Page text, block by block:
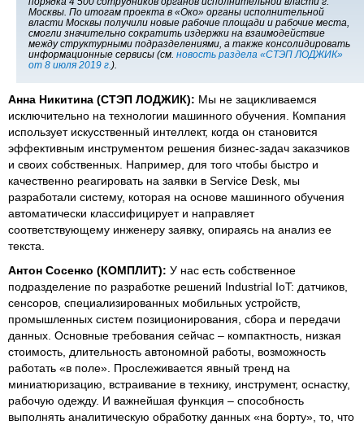
Москвы. По итогам проекта в «Око» органы исполнительной
власти Москвы получили новые рабочие площади и рабочие места,
смогли значительно сократить издержки на взаимодействие
между структурными подразделениями, а также консолидировать
информационные сервисы (см. новость раздела «СТЭП ЛОДЖИК»
от 8 июля 2019 г. ).
Анна Никитина (СТЭП ЛОДЖИК): Мы не зацикливаемся
исключительно на технологии машинного обучения. Компания
использует искусственный интеллект, когда он становится
эффективным инструментом решения бизнес-задач заказчиков
и своих собственных. Например, для того чтобы быстро и
качественно реагировать на заявки в Service Desk, мы
разработали систему, которая на основе машинного обучения
автоматически классифицирует и направляет
соответствующему инженеру заявку, опираясь на анализ ее
текста.
Антон Сосенко (КОМПЛИТ): У нас есть собственное
подразделение по разработке решений Industrial IoT: датчиков,
сенсоров, специализированных мобильных устройств,
промышленных систем позиционирования, сбора и передачи
данных. Основные требования сейчас – компактность, низкая
стоимость, длительность автономной работы, возможность
работать «в поле». Прослеживается явный тренд на
миниатюризацию, встраивание в технику, инструмент, оснастку,
рабочую одежду. И важнейшая функция – способность
выполнять аналитическую обработку данных «на борту», то, что